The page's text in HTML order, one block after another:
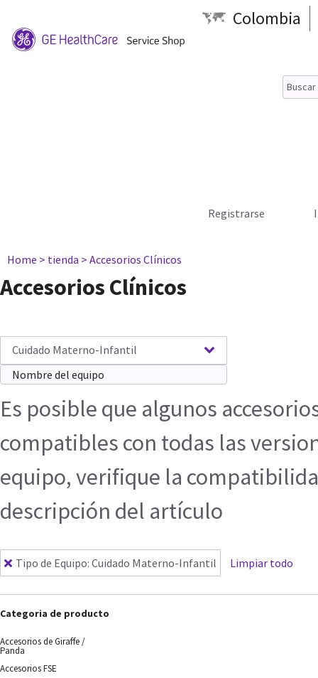
Colombia
Registrarse
Home > tienda > Accesorios Clínicos
Accesorios Clínicos
Cuidado Materno-Infantil
Es posible que algunos
compatibles con todas las
equipo, verifique la
descripción del artículo
Tipo de Equipo: Cuidado Materno-Infantil Limpiar todo
Categoria de producto
Accesorios de Giraffe /
Panda
Accesorios FSE